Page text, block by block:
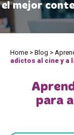
el mejor
Home > Blog >
adictos al cine y a
para